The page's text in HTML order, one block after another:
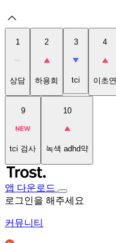
1
상담
2
하용희
3
tci
4
이초연
9
tci 검사
10
녹색 adhd약
앱 다운로드
로그인을 해주세요
커뮤니티